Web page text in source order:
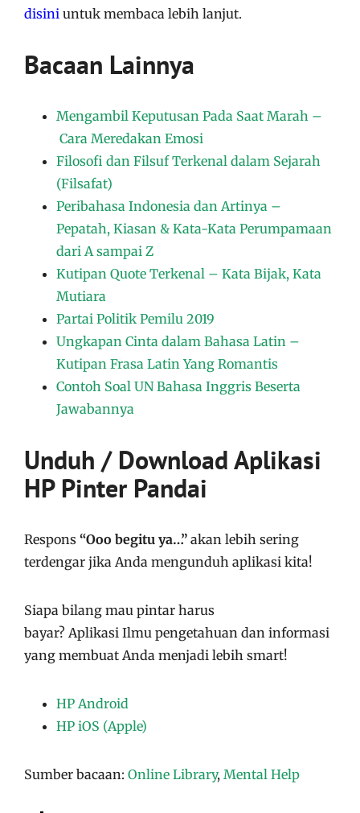
disini untuk membaca lebih lanjut.
Bacaan Lainnya
Mengambil Keputusan Pada Saat Marah –
Cara Meredakan Emosi
Filosofi dan Filsuf Terkenal dalam Sejarah
(Filsafat)
Peribahasa Indonesia dan Artinya –
Pepatah, Kiasan & Kata-Kata Perumpamaan
dari A sampai Z
Kutipan Quote Terkenal – Kata Bijak, Kata
Mutiara
Partai Politik Pemilu 2019
Ungkapan Cinta dalam Bahasa Latin –
Kutipan Frasa Latin Yang Romantis
Contoh Soal UN Bahasa Inggris Beserta
Jawabannya
Unduh / Download Aplikasi
HP Pinter Pandai
Respons “Ooo begitu ya…” akan lebih sering
terdengar jika Anda mengunduh aplikasi kita!
Siapa bilang mau pintar harus
bayar? Aplikasi Ilmu pengetahuan dan informasi
yang membuat Anda menjadi lebih smart!
HP Android
HP iOS (Apple)
Sumber bacaan: Online Library, Mental Help